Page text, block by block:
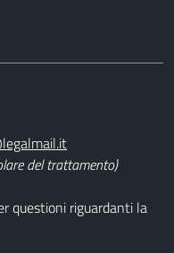
del trattamento)
questioni riguardanti la